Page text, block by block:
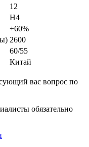
12
H4
+60%
2600
60/55
Китай
вас вопрос по
обязательно